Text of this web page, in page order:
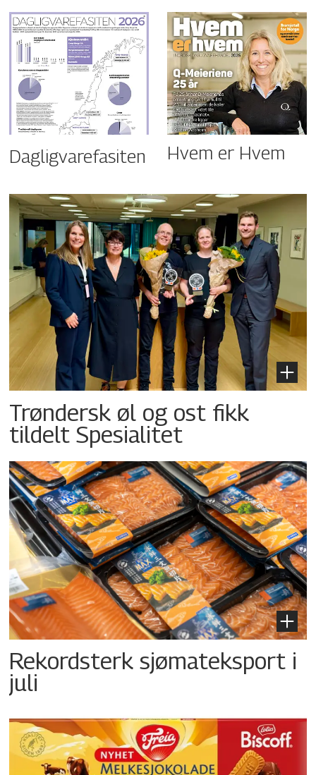
Dagligvarefasiten Hvem er Hvem
Trøndersk øl og ost fikk
tildelt Spesialitet
Rekordsterk sjømateksport i
juli